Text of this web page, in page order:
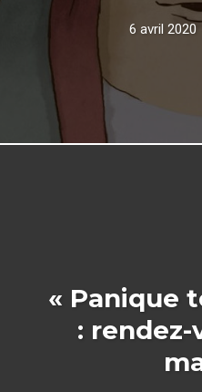
6 avril 2020
« Panique
: rendez-